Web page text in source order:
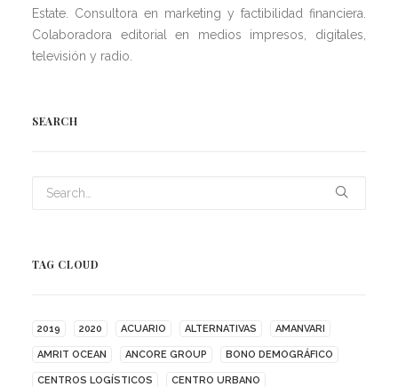
Estate. Consultora en marketing y factibilidad financiera.
Colaboradora editorial en medios impresos, digitales,
televisión y radio.
SEARCH
TAG CLOUD
2019 2020 ACUARIO ALTERNATIVAS AMANVARI
AMRIT OCEAN ANCORE GROUP BONO DEMOGRÁFICO
CENTROS LOGÍSTICOS CENTRO URBANO